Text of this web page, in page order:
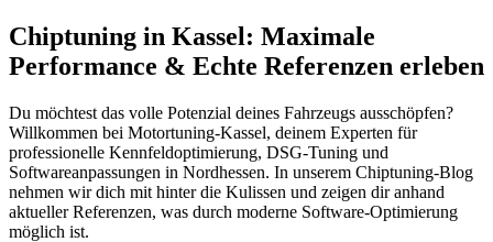
Chiptuning in Kassel: Maximale
Performance & Echte Referenzen erleben
Du möchtest das volle Potenzial deines Fahrzeugs ausschöpfen?
Willkommen bei Motortuning-Kassel, deinem Experten für
professionelle Kennfeldoptimierung, DSG-Tuning und
Softwareanpassungen in Nordhessen. In unserem Chiptuning-Blog
nehmen wir dich mit hinter die Kulissen und zeigen dir anhand
aktueller Referenzen, was durch moderne Software-Optimierung
möglich ist.